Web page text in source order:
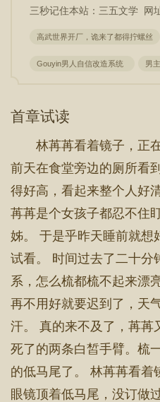
三秒记住本站：三五文学 网
高武世界开厂，诡来了都得拧螺丝
Gouyin男人自信改造系统 男
首章试读
林苒苒看着镜子，正
前天在食堂旁边的厕所看
得好高，看起来整个人好
苒苒是个女孩子都忍不住
姊。 于是乎昨天睡前就想
试看。 时间过去了二十分
系，怎么梳都梳不起来漂
再不用好就要迟到了，天
汗。 真的来不及了，苒苒
死了的两条白皙手臂。梳
的低马尾了。 林苒苒看着
眼镜顶着低马尾，没订做